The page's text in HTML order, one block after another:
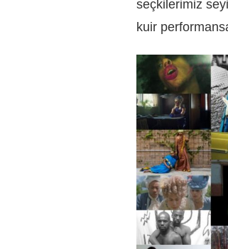
seçkilerimiz
kuir